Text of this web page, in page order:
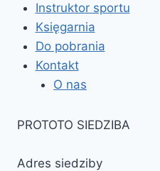
Instruktor sportu
Księgarnia
Do pobrania
Kontakt
O nas
PROTOTO SIEDZIBA
Adres siedziby